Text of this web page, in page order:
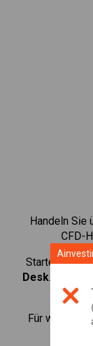
Handeln Sie
CFD-
Starten Sie
Desk.
Für weitere